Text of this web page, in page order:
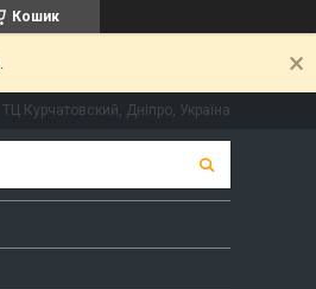
Кошик
ТЦ Курчатовский, Дніпро, Україна